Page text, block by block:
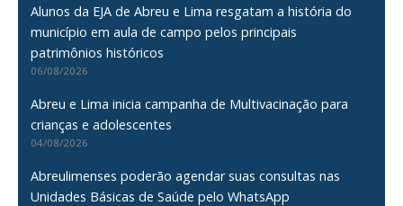
Alunos da EJA de Abreu e Lima resgatam a história do
município em aula de campo pelos principais
patrimônios históricos
06/08/2026
Abreu e Lima inicia campanha de Multivacinação para
crianças e adolescentes
04/08/2026
Abreulimenses poderão agendar suas consultas nas
Unidades Básicas de Saúde pelo WhatsApp